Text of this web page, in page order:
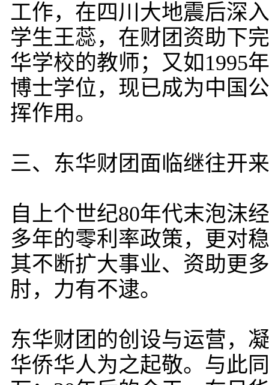
工作，在四川大地震后深
学生王蕊，在财团资助下
华学校的教师；又如1995
博士学位，现已成为中国
挥作用。
三、东华财团面临继往开
自上个世纪80年代末泡沫
多年的零利率政策，更对
其不断扩大事业、资助更
肘，力有不逮。
东华财团的创设与运营，
华侨华人为之起敬。与此